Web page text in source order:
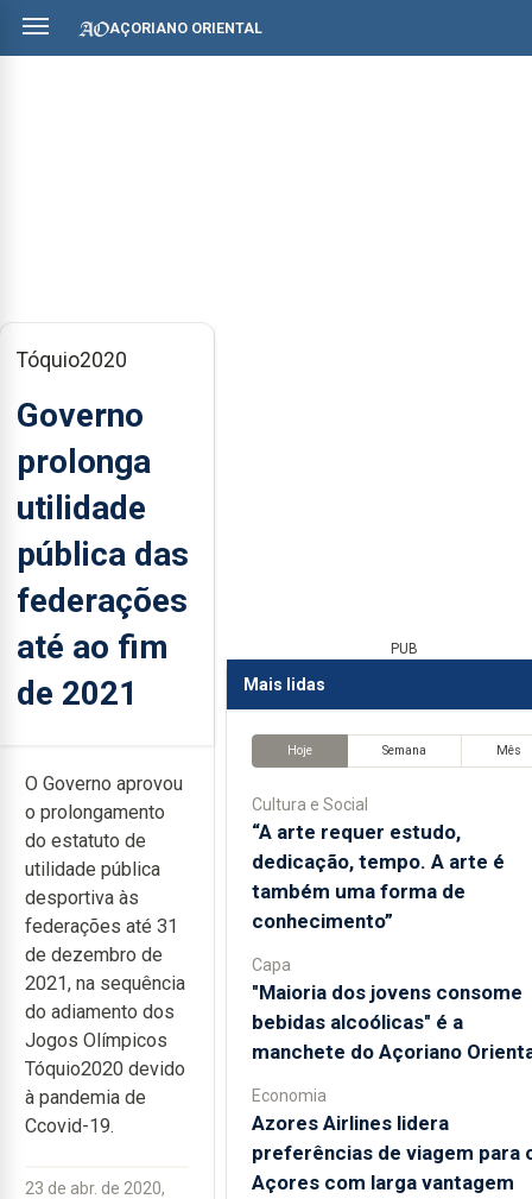
AÇORIANO ORIENTAL
Tóquio2020
Governo
prolonga
utilidade
pública das
federações
até ao fim
de 2021
O Governo aprovou
o prolongamento
do estatuto de
utilidade pública
desportiva às
federações até 31
de dezembro de
2021, na sequência
do adiamento dos
Jogos Olímpicos
Tóquio2020 devido
à pandemia de
Ccovid-19.
23 de abr. de 2020,
PUB
Mais lidas
Hoje Semana Mês
Cultura e Social
“A arte requer estudo,
dedicação, tempo. A arte é
também uma forma de
conhecimento”
Capa
"Maioria dos jovens consome
bebidas alcoólicas" é a
manchete do Açoriano
Economia
Azores Airlines lidera
preferências de viagem para
Açores com larga vantagem